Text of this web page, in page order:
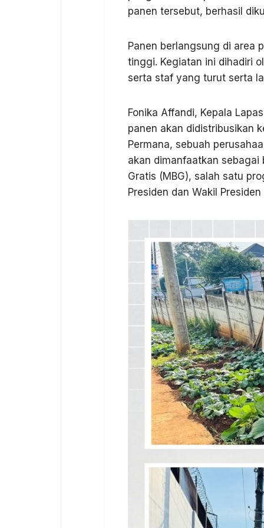
panen tersebut, berhasil
Panen berlangsung di area
tinggi. Kegiatan ini dihadiri
serta staf yang turut serta
Fonika Affandi, Kepala
panen akan didistribusikan
Permana, sebuah
akan dimanfaatkan sebagai
Gratis (MBG), salah satu
Presiden dan Wakil